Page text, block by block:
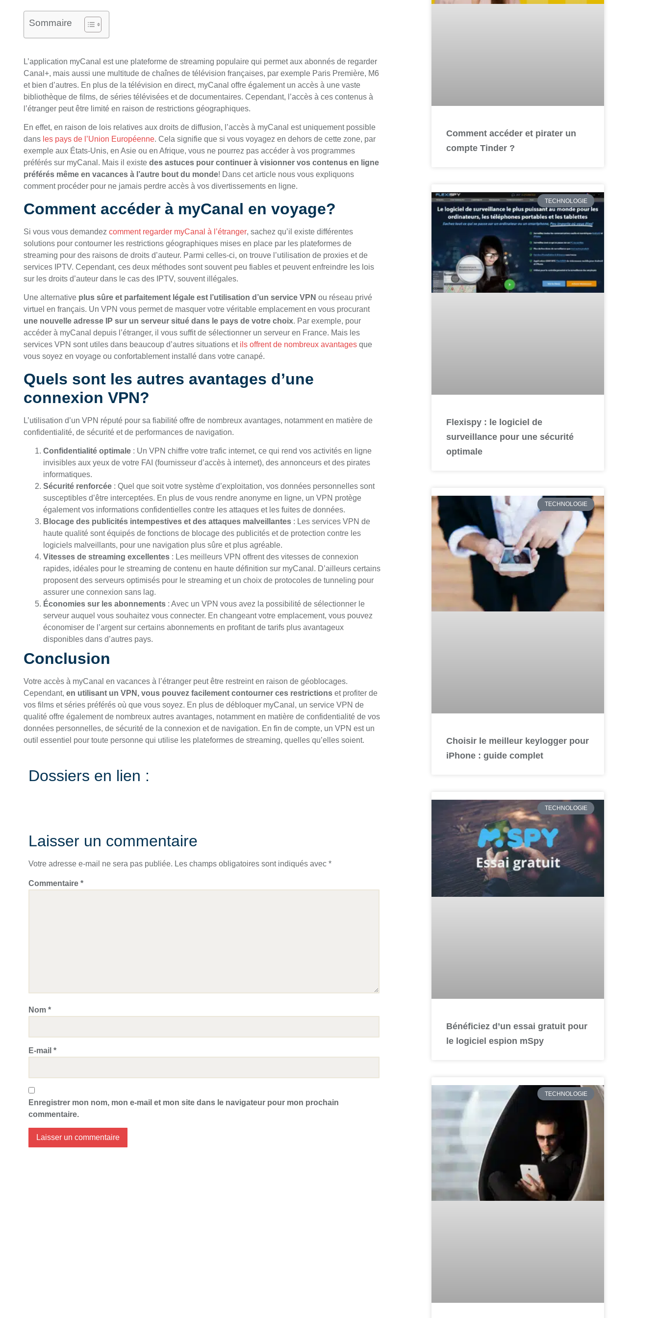
Sommaire
L’application myCanal est une plateforme de streaming populaire qui permet aux abonnés de regarder
Canal+, mais aussi une multitude de chaînes de télévision françaises, par exemple Paris Première, M6
et bien d’autres. En plus de la télévision en direct, myCanal offre également un accès à une vaste
bibliothèque de films, de séries télévisées et de documentaires. Cependant, l’accès à ces contenus à
l’étranger peut être limité en raison de restrictions géographiques.
En effet, en raison de lois relatives aux droits de diffusion, l’accès à myCanal est uniquement possible
dans les pays de l’Union Européenne. Cela signifie que si vous voyagez en dehors de cette zone, par
exemple aux États-Unis, en Asie ou en Afrique, vous ne pourrez pas accéder à vos programmes
préférés sur myCanal. Mais il existe des astuces pour continuer à visionner vos contenus en ligne
préférés même en vacances à l’autre bout du monde! Dans cet article nous vous expliquons
comment procéder pour ne jamais perdre accès à vos divertissements en ligne.
Comment accéder à myCanal en voyage?
Si vous vous demandez comment regarder myCanal à l’étranger, sachez qu’il existe différentes
solutions pour contourner les restrictions géographiques mises en place par les plateformes de
streaming pour des raisons de droits d’auteur. Parmi celles-ci, on trouve l’utilisation de proxies et de
services IPTV. Cependant, ces deux méthodes sont souvent peu fiables et peuvent enfreindre les lois
sur les droits d’auteur dans le cas des IPTV, souvent illégales.
Une alternative plus sûre et parfaitement légale est l’utilisation d’un service VPN ou réseau privé
virtuel en français. Un VPN vous permet de masquer votre véritable emplacement en vous procurant
une nouvelle adresse IP sur un serveur situé dans le pays de votre choix. Par exemple, pour
accéder à myCanal depuis l’étranger, il vous suffit de sélectionner un serveur en France. Mais les
services VPN sont utiles dans beaucoup d’autres situations et ils offrent de nombreux avantages que
vous soyez en voyage ou confortablement installé dans votre canapé.
Quels sont les autres avantages d’une
connexion VPN?
L’utilisation d’un VPN réputé pour sa fiabilité offre de nombreux avantages, notamment en matière de
confidentialité, de sécurité et de performances de navigation.
Confidentialité optimale : Un VPN chiffre votre trafic internet, ce qui rend vos activités en ligne
invisibles aux yeux de votre FAI (fournisseur d’accès à internet), des annonceurs et des pirates
informatiques.
Sécurité renforcée : Quel que soit votre système d’exploitation, vos données personnelles sont
susceptibles d’être interceptées. En plus de vous rendre anonyme en ligne, un VPN protège
également vos informations confidentielles contre les attaques et les fuites de données.
Blocage des publicités intempestives et des attaques malveillantes : Les services VPN de
haute qualité sont équipés de fonctions de blocage des publicités et de protection contre les
logiciels malveillants, pour une navigation plus sûre et plus agréable.
Vitesses de streaming excellentes : Les meilleurs VPN offrent des vitesses de connexion
rapides, idéales pour le streaming de contenu en haute définition sur myCanal. D’ailleurs certains
proposent des serveurs optimisés pour le streaming et un choix de protocoles de tunneling pour
assurer une connexion sans lag.
Économies sur les abonnements : Avec un VPN vous avez la possibilité de sélectionner le
serveur auquel vous souhaitez vous connecter. En changeant votre emplacement, vous pouvez
économiser de l’argent sur certains abonnements en profitant de tarifs plus avantageux
disponibles dans d’autres pays.
Conclusion
Votre accès à myCanal en vacances à l’étranger peut être restreint en raison de géoblocages.
Cependant, en utilisant un VPN, vous pouvez facilement contourner ces restrictions et profiter de
vos films et séries préférés où que vous soyez. En plus de débloquer myCanal, un service VPN de
qualité offre également de nombreux autres avantages, notamment en matière de confidentialité de vos
données personnelles, de sécurité de la connexion et de navigation. En fin de compte, un VPN est un
outil essentiel pour toute personne qui utilise les plateformes de streaming, quelles qu’elles soient.
Dossiers en lien :
Laisser un commentaire
Votre adresse e-mail ne sera pas publiée. Les champs obligatoires sont indiqués avec *
Commentaire *
Nom *
E-mail *
Enregistrer mon nom, mon e-mail et mon site dans le navigateur pour mon prochain
commentaire.
Comment accéder et pirater un
compte Tinder ?
TECHNOLOGIE
Flexispy : le logiciel de
surveillance pour une sécurité
optimale
TECHNOLOGIE
Choisir le meilleur keylogger pour
iPhone : guide complet
TECHNOLOGIE
Bénéficiez d’un essai gratuit pour
le logiciel espion mSpy
TECHNOLOGIE